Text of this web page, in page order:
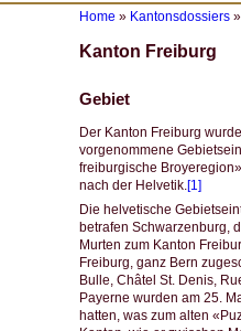
Y
o
a
r
e
h
e
r
e
Home » Kantonsdossiers
Kanton Freiburg
Gebiet
Der Kanton Freiburg
vorgenommene
freiburgische
nach der Helvetik. [1]
Die helvetische
betrafen Schwarzenburg,
Murten zum Kanton
Freiburg, ganz Bern
Bulle, Châtel St. Denis,
Payerne wurden am 25.
hatten, was zum alten